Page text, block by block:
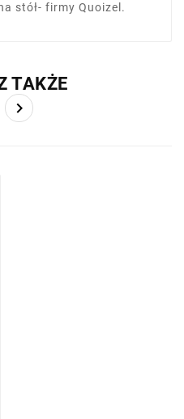
stół- firmy Quoizel.
TAKŻE
